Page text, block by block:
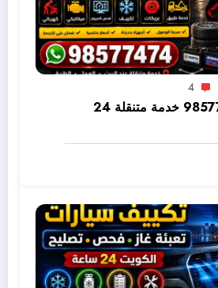
4
كراج متنقل 98577474 خدمة متنقلة 24